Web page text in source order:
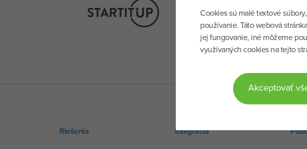
Riešenia Integrácia
Cookies sú malé textové
používanie. Táto webová
jej fungovanie, iné môžeme
využívaných cookies na tejto
Akceptovať